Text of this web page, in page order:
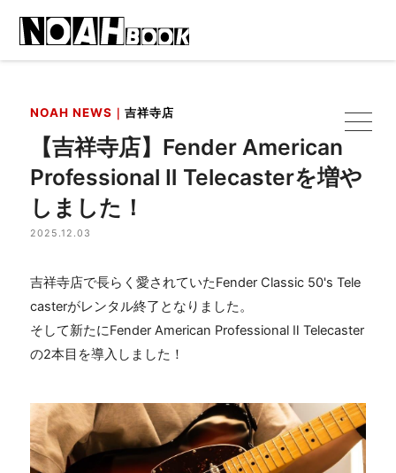
NOAH NEWS｜吉祥寺店
【吉祥寺店】Fender American
Professional Ⅱ Telecasterを増や
しました！
2025.12.03
吉祥寺店で長らく愛されていたFender Classic 50's Tele
casterがレンタル終了となりました。
そして新たにFender American Professional Ⅱ Telecaster
の2本目を導入しました！